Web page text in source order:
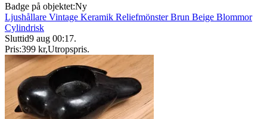
Badge på objektet:Ny
Ljushållare Vintage Keramik Reliefmönster Brun Beige Blommor
Cylindrisk
Sluttid9 aug 00:17.
Pris:399 kr,Utropspris.